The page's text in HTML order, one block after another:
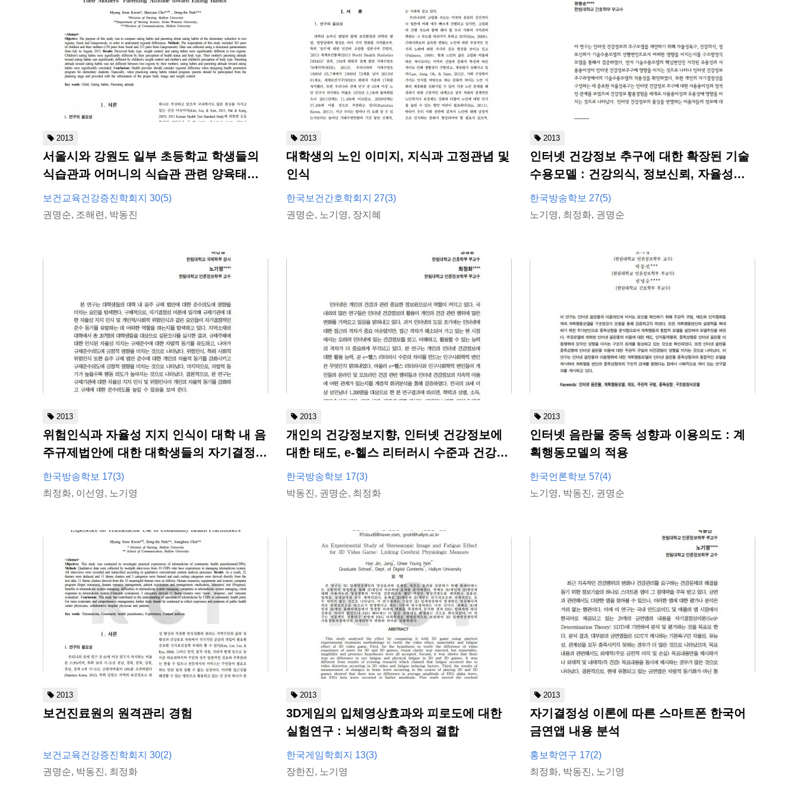
2013
서울시와 강원도 일부 초등학교 학생들의
식습관과 어머니의 식습관 관련 양육태도
비교
보건교육건강증진학회지 30(5)
권명순, 조해련, 박동진
2013
대학생의 노인 이미지, 지식과 고정관념 및
인식
한국보건간호학회지 27(3)
권명순, 노기영, 장지혜
2013
인터넷 건강정보 추구에 대한 확장된 기술
수용모델 : 건강의식, 정보신뢰, 자율성욕
구의 역할
한국방송학보 27(5)
노기영, 최정화, 권명순
2013
위험인식과 자율성 지지 인식이 대학 내 음
주규제법안에 대한 대학생들의 자기결정적
준수의도에 미치는 영향
한국방송학보 17(3)
최정화, 이선영, 노기영
2013
개인의 건강정보지향, 인터넷 건강정보에
대한 태도, e-헬스 리터러시 수준과 건강 관
련 행위의 관계
한국방송학보 17(3)
박동진, 권명순, 최정화
2013
인터넷 음란물 중독 성향과 이용의도 : 계
획행동모델의 적용
한국언론학보 57(4)
노기영, 박동진, 권명순
2013
보건진료원의 원격관리 경험
보건교육건강증진학회지 30(2)
권명순, 박동진, 최정화
2013
3D게임의 입체영상효과와 피로도에 대한
실험연구 : 뇌생리학 측정의 결합
한국게임학회지 13(3)
장한진, 노기영
2013
자기결정성 이론에 따른 스마트폰 한국어
금연앱 내용 분석
홍보학연구 17(2)
최정화, 박동진, 노기영